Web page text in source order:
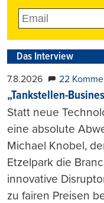
Das Interview
7.8.2026 22
„Tankstellen-
Statt neue
eine absolute
Michael Knobel,
Etzelpark die
innovative
zu fairen Preisen